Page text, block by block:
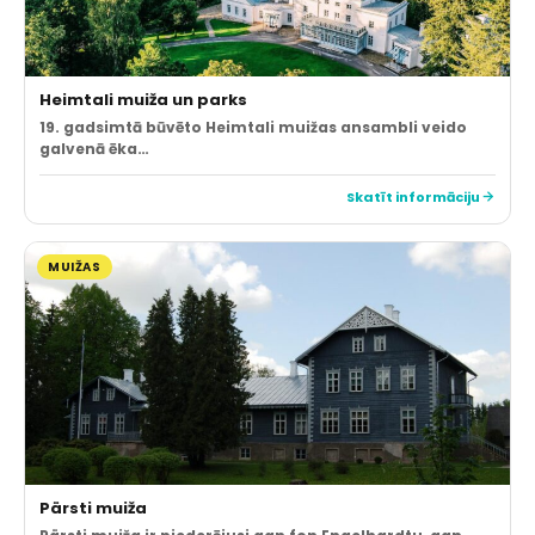
Heimtali muiža un parks
19. gadsimtā būvēto Heimtali muižas ansambli veido
galvenā ēka…
Skatīt informāciju
MUIŽAS
Pärsti muiža